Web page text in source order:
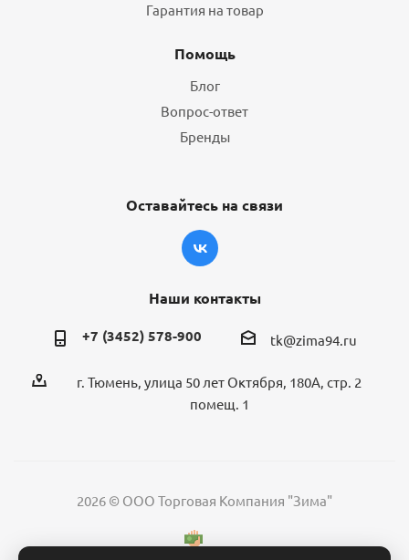
Гарантия на товар
Помощь
Блог
Вопрос-ответ
Бренды
Оставайтесь на связи
Наши контакты
+7 (3452) 578-900 tk@zima94.ru
г. Тюмень, улица 50 лет Октября, 180А, стр. 2
помещ. 1
2026 © ООО Торговая Компания "Зима"